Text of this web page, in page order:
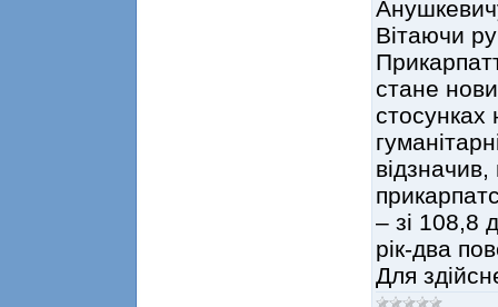
Вітаючи
стане
стосунках
– зі 108,8
рік-два
Для